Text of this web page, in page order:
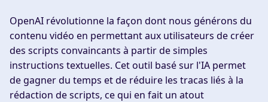
OpenAI révolutionne la façon dont nous générons du
contenu vidéo en permettant aux utilisateurs de créer
des scripts convaincants à partir de simples
instructions textuelles. Cet outil basé sur l'IA permet
de gagner du temps et de réduire les tracas liés à la
rédaction de scripts, ce qui en fait un atout